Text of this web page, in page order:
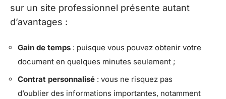
sur un site professionnel présente autant
d’avantages :
Gain de temps : puisque vous pouvez obtenir votre
document en quelques minutes seulement ;
Contrat personnalisé : vous ne risquez pas
d’oublier des informations importantes, notamment